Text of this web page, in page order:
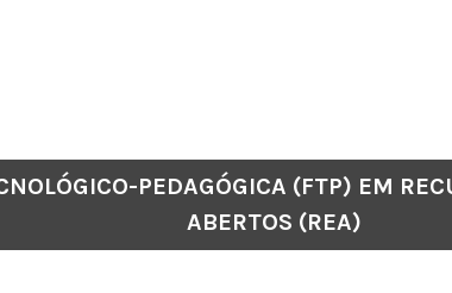
PEDAGÓGICA (FTP) EM
ABERTOS (REA)